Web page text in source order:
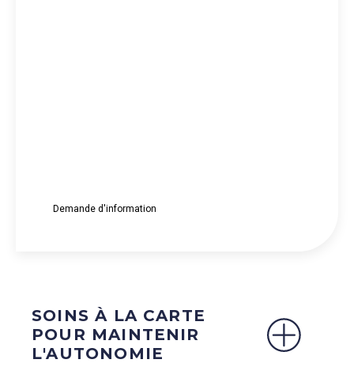
Demande d'information
SOINS À LA CARTE
POUR MAINTENIR
L'AUTONOMIE